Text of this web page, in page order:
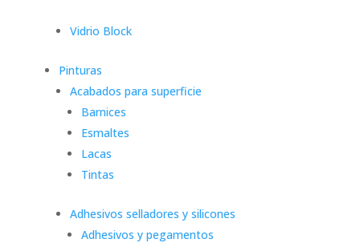
Vidrio Block
Pinturas
Acabados para superficie
Barnices
Esmaltes
Lacas
Tintas
Adhesivos selladores y silicones
Adhesivos y pegamentos